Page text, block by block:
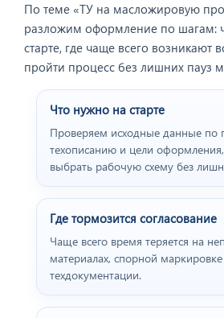
По теме «ТУ на масложировую
разложим оформление по шагам:
старте, где чаще всего возникают
пройти процесс без лишних пауз
Что нужно на старте
Проверяем исходные данные по
техописанию и цели
выбрать рабочую схему без
Где тормозится согласование
Чаще всего время теряется на
материалах, спорной
техдокументации.